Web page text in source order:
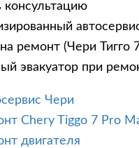
консультацию
на ремонт (Чери
эвакуатор при
Чери
Chery Tiggo 7 Pro
двигателя